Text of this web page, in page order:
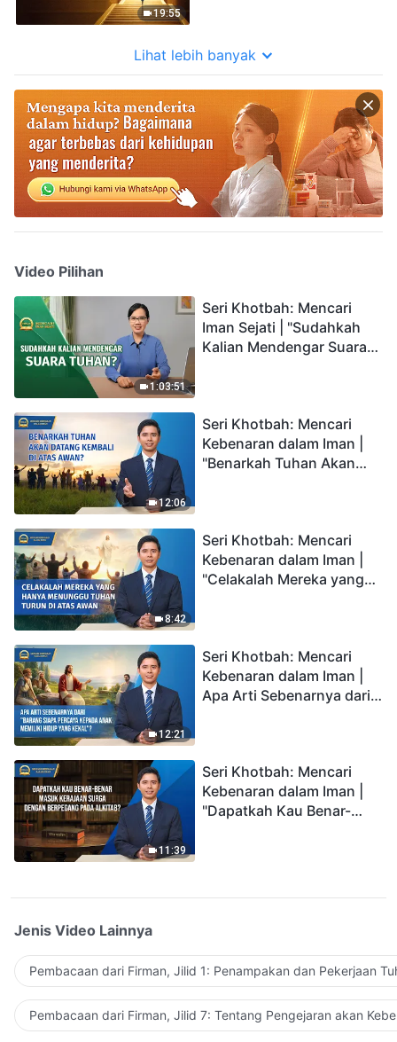
19:55
Lihat lebih banyak
Video Pilihan
1:03:51
Seri Khotbah: Mencari
Iman Sejati | "Sudahkah
Kalian Mendengar Suara
12:06
Seri Khotbah: Mencari
Kebenaran dalam Iman |
"Benarkah Tuhan Akan
8:42
Seri Khotbah: Mencari
Kebenaran dalam Iman |
"Celakalah Mereka yang
12:21
Seri Khotbah: Mencari
Kebenaran dalam Iman |
Apa Arti Sebenarnya dari
11:39
Seri Khotbah: Mencari
Kebenaran dalam Iman |
"Dapatkah Kau Benar-
Jenis Video Lainnya
Pembacaan dari Firman, Jilid 1: Penampakan dan Pekerjaan
Pembacaan dari Firman, Jilid 7: Tentang Pengejaran akan